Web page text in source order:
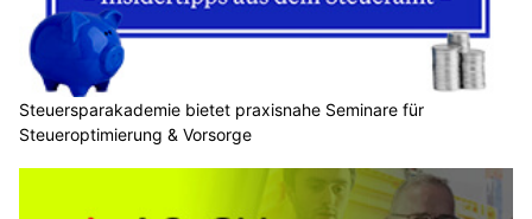
Steuersparakademie bietet praxisnahe Seminare für
Steueroptimierung & Vorsorge